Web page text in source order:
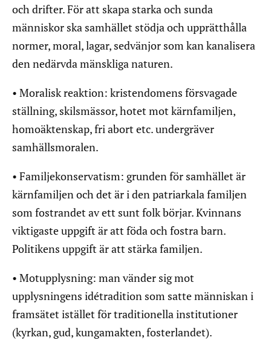
och drifter. För att skapa starka och sunda
människor ska samhället stödja och upprätthålla
normer, moral, lagar, sedvänjor som kan kanalisera
den nedärvda mänskliga naturen.
• Moralisk reaktion: kristendomens försvagade
ställning, skilsmässor, hotet mot kärnfamiljen,
homoäktenskap, fri abort etc. undergräver
samhällsmoralen.
• Familjekonservatism: grunden för samhället är
kärnfamiljen och det är i den patriarkala familjen
som fostrandet av ett sunt folk börjar. Kvinnans
viktigaste uppgift är att föda och fostra barn.
Politikens uppgift är att stärka familjen.
• Motupplysning: man vänder sig mot
upplysningens idétradition som satte människan i
framsätet istället för traditionella institutioner
(kyrkan, gud, kungamakten, fosterlandet).